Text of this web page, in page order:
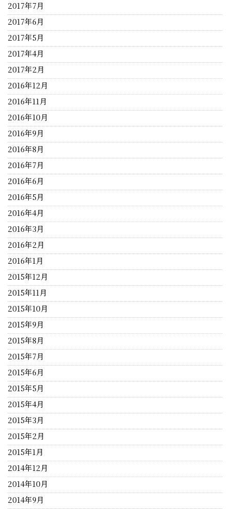
2017年7月
2017年6月
2017年5月
2017年4月
2017年2月
2016年12月
2016年11月
2016年10月
2016年9月
2016年8月
2016年7月
2016年6月
2016年5月
2016年4月
2016年3月
2016年2月
2016年1月
2015年12月
2015年11月
2015年10月
2015年9月
2015年8月
2015年7月
2015年6月
2015年5月
2015年4月
2015年3月
2015年2月
2015年1月
2014年12月
2014年10月
2014年9月